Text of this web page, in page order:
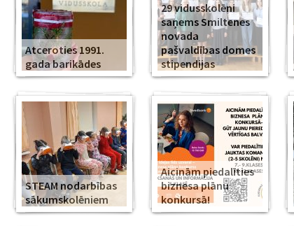
Atceroties 1991.
gada barikādes
29 vidusskolēni
saņems Smiltenes
novada
pašvaldības domes
stipendijas
STEAM nodarbības
sākumskolēniem
Aicinām piedalīties
biznesa plānu
konkursā!